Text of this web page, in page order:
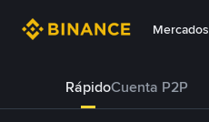
Mercados
RápidoCuenta P2P